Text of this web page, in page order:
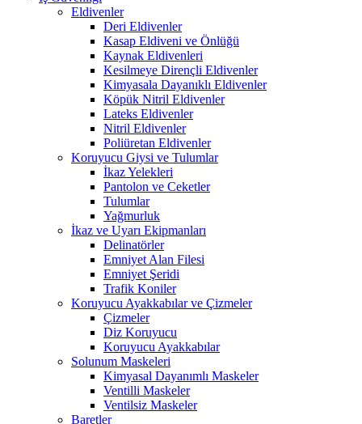
Eldivenler
Deri Eldivenler
Kasap Eldiveni ve Önlüğü
Kaynak Eldivenleri
Kesilmeye Dirençli Eldivenler
Kimyasala Dayanıklı Eldivenler
Köpük Nitril Eldivenler
Lateks Eldivenler
Nitril Eldivenler
Poliüretan Eldivenler
Koruyucu Giysi ve Tulumlar
İkaz Yelekleri
Pantolon ve Ceketler
Tulumlar
Yağmurluk
İkaz ve Uyarı Ekipmanları
Delinatörler
Emniyet Alan Filesi
Emniyet Şeridi
Trafik Koniler
Koruyucu Ayakkabılar ve Çizmeler
Çizmeler
Diz Koruyucu
Koruyucu Ayakkabılar
Solunum Maskeleri
Kimyasal Dayanımlı Maskeler
Ventilli Maskeler
Ventilsiz Maskeler
Baretler